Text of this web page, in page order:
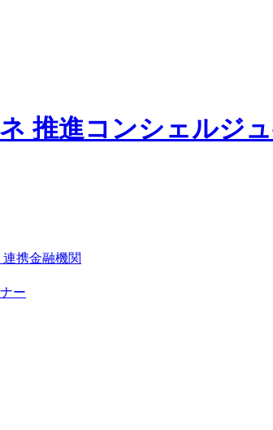
推進コンシェルジ
連携金融機関
ー